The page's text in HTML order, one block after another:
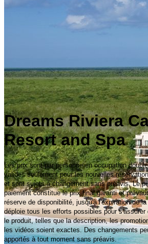
Dreams Riviera
Resort and Spa
Les prix sont par personne en occupation
valides seulement pour les nouvelles
et sont sujets à changement sans préavis. Le
paiement constitue le prix final garanti et
réserve de disponibilité, jusqu'à l'expiration de
déploie tous les efforts possibles pour
le produit, telles que la description, les
les vidéos soient exactes. Des changements
apportés à tout moment sans préavis.